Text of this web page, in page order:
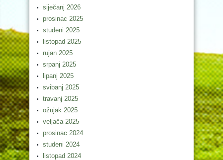
siječanj 2026
prosinac 2025
studeni 2025
listopad 2025
rujan 2025
srpanj 2025
lipanj 2025
svibanj 2025
travanj 2025
ožujak 2025
veljača 2025
prosinac 2024
studeni 2024
listopad 2024